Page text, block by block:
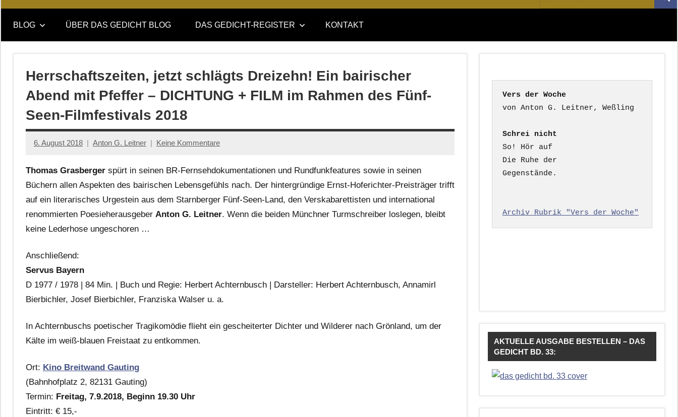
DAS
GEDICHT
blog
DAS
GEDICHT.
Zeitschrift
nach:
BLOG ÜBER DAS GEDICHT BLOG DAS GEDICHT-REGISTER KONTAKT
Herrschaftszeiten, jetzt schlägts Dreizehn! Ein bairischer
Abend mit Pfeffer – DICHTUNG + FILM im Rahmen des Fünf-
Seen-Filmfestivals 2018
6. August 2018 Anton G. Leitner Keine Kommentare
Thomas Grasberger spürt in seinen BR-Fernsehdokumentationen und Rundfunkfeatures sowie in seinen
Büchern allen Aspekten des bairischen Lebensgefühls nach. Der hintergründige Ernst-Hoferichter-Preisträger trifft
auf ein literarisches Urgestein aus dem Starnberger Fünf-Seen-Land, den Verskabarettisten und international
renommierten Poesieherausgeber Anton G. Leitner. Wenn die beiden Münchner Turmschreiber loslegen, bleibt
keine Lederhose ungeschoren …
Anschließend:
Servus Bayern
D 1977 / 1978 | 84 Min. | Buch und Regie: Herbert Achternbusch | Darsteller: Herbert Achternbusch, Annamirl
Bierbichler, Josef Bierbichler, Franziska Walser u. a.
In Achternbuschs poetischer Tragikomödie flieht ein gescheiterter Dichter und Wilderer nach Grönland, um der
Kälte im weiß-blauen Freistaat zu entkommen.
Ort: Kino Breitwand Gauting
(Bahnhofplatz 2, 82131 Gauting)
Termin: Freitag, 7.9.2018, Beginn 19.30 Uhr
Eintritt: € 15,-
Vers der Woche
Schrei nicht
So! Hör auf
Die Ruhe der
Gegenstände.
Archiv Rubrik "Vers der Woche"
AKTUELLE AUSGABE BESTELLEN – DAS
GEDICHT BD. 33: